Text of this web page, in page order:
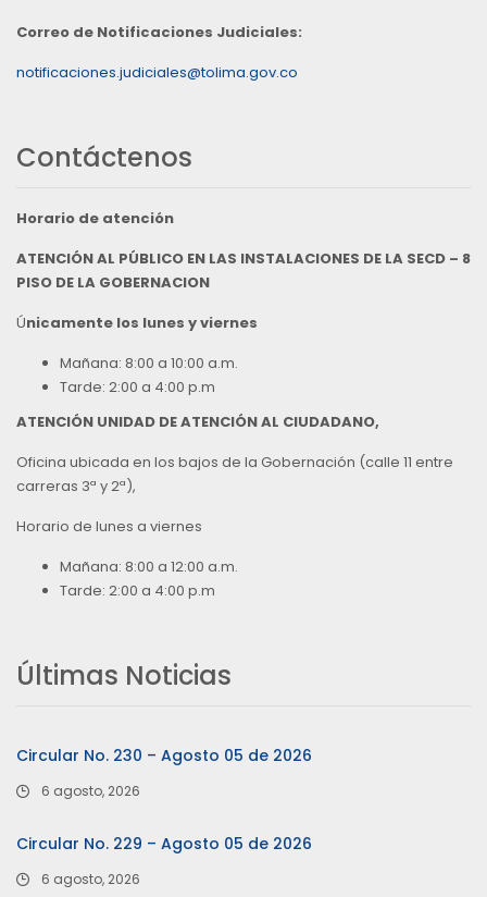
Correo de Notificaciones Judiciales:
notificaciones.judiciales@tolima.gov.co
Contáctenos
Horario de atención
ATENCIÓN AL PÚBLICO EN LAS INSTALACIONES DE LA SECD – 8
PISO DE LA GOBERNACION
Únicamente los lunes y viernes
Mañana: 8:00 a 10:00 a.m.
Tarde: 2:00 a 4:00 p.m
ATENCIÓN UNIDAD DE ATENCIÓN AL CIUDADANO,
Oficina ubicada en los bajos de la Gobernación (calle 11 entre
carreras 3ª y 2ª),
Horario de lunes a viernes
Mañana: 8:00 a 12:00 a.m.
Tarde: 2:00 a 4:00 p.m
Últimas Noticias
Circular No. 230 – Agosto 05 de 2026
6 agosto, 2026
Circular No. 229 – Agosto 05 de 2026
6 agosto, 2026